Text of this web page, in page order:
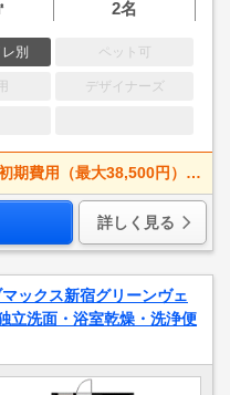
2名
別 ペット可
デザイナーズ
お電話一本で一律22,000円引き！初期費用（最大38,500円）OFF
詳しく見る
ックス新宿グリーンヴェ
立洗面・浴室乾燥・洗浄便